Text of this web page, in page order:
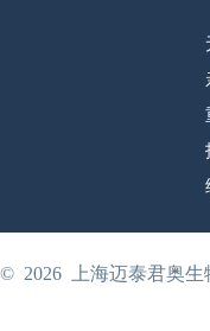
© 2026 上海迈泰君奥